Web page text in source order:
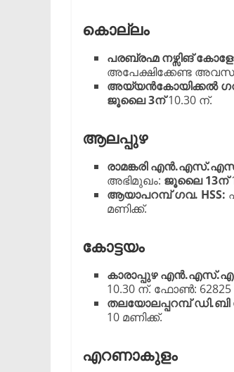
കൊല്ലം
പരബ്രഹ്മ നഴ്സിങ്
അപേക്ഷിക്കേണ്ട
അയ്യൻകോയിക്കൽ ഗവ.
ജൂലൈ 3ന്10.30 ന്.
ആലപ്പുഴ
രാമങ്കരി എൻ.എസ്.എസ്
അഭിമുഖം: ജൂലൈ 13ന്
ആയാപറമ്പ് ഗവ. HSS:
മണിക്ക്.
കോട്ടയം
കാരാപ്പുഴ
10.30 ന്. ഫോൺ: 62825
തലയോലപ്പറമ്പ്
10 മണിക്ക്.
എറണാകുളം